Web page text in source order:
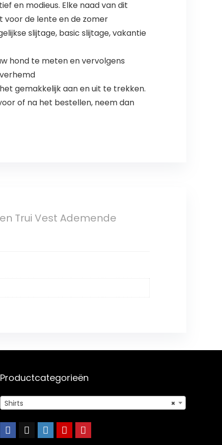
en modieus. Elke naad van dit
voor de lente en de zomer
slijtage, basic slijtage, vakantie
hond te meten en vervolgens
gemakkelijk aan en uit te trekken.
of na het bestellen, neem dan
Trui Vest Ademende
Productcategorieën
×
Shirts